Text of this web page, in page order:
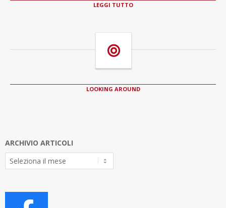
LEGGI TUTTO
LOOKING AROUND
ARCHIVIO ARTICOLI
Archivio
Articoli